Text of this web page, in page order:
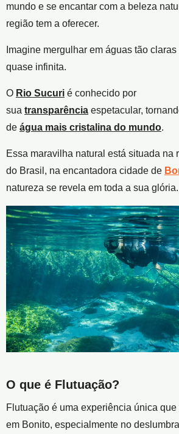
mundo e se encantar com a beleza
região tem a oferecer.
Imagine mergulhar em águas tão
quase infinita.
O Rio Sucuri é conhecido por
sua transparência espetacular,
de água mais cristalina do mundo.
Essa maravilha natural está situada na
do Brasil, na encantadora cidade de
natureza se revela em toda a sua glória.
O que é Flutuação?
Flutuação é uma experiência única
em Bonito, especialmente no